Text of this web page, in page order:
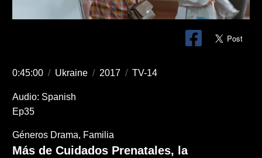
0:45:00 / Ukraine / 2017 / TV-14
Audio: Spanish
Ep35
Géneros Drama Familia
Más de Cuidados Prenatales, la